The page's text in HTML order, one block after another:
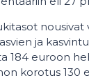
nousivat
ja
184 euroon
korotus 130